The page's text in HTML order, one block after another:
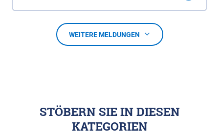
WEITERE MELDUNGEN
STÖBERN SIE IN DIESEN
KATEGORIEN